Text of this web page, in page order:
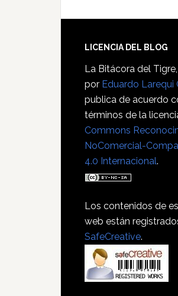
para
en
Footer
LICENCIA DEL BLOG
La Bitácora del Tigre
por Eduardo Larequi
publica de acuerdo
términos de la
Commons
NoComercial-
4.0 Internacional.
Los contenidos de
web están
SafeCreative.